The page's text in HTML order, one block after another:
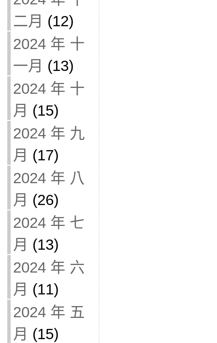
二月 (12)
2024 年 十
一月 (13)
2024 年 十
月 (15)
2024 年 九
月 (17)
2024 年 八
月 (26)
2024 年 七
月 (13)
2024 年 六
月 (11)
2024 年 五
月 (15)